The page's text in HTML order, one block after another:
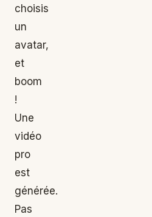
choisis
un
avatar,
et
boom
!
Une
vidéo
pro
est
générée.
Pas